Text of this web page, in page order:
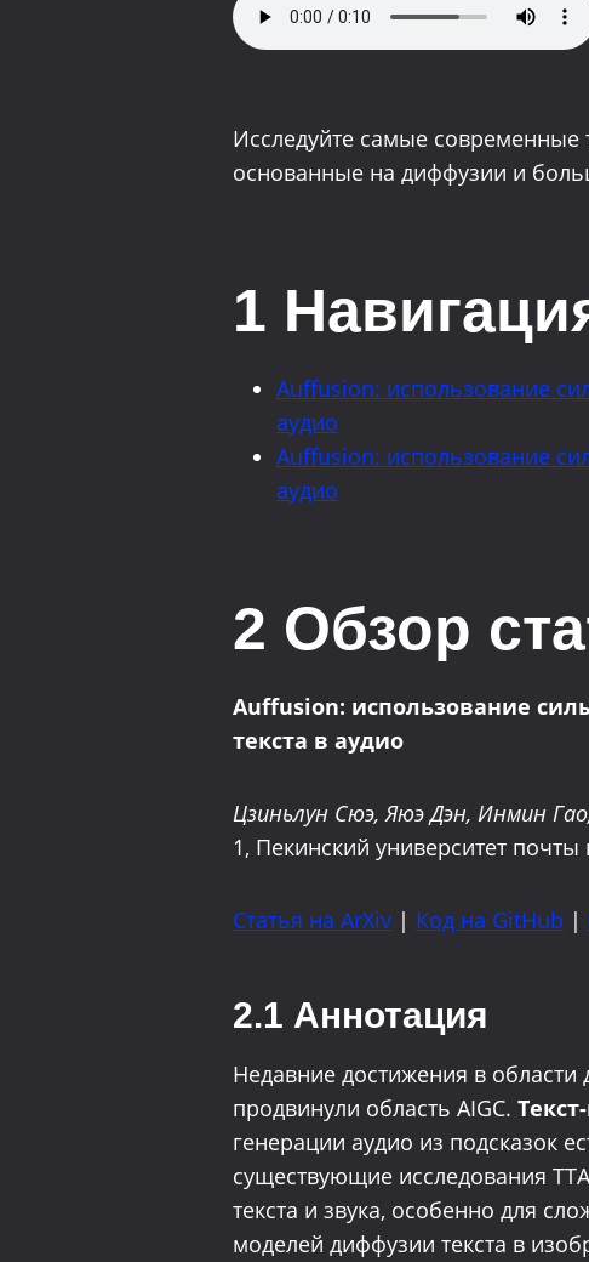
Исследуйте самые современные
основанные на диффузии и
1
Auffusion: использование
аудио
Auffusion: использование
аудио
2 Обзор
Auffusion: использование
текста в аудио
Цзиньлун Сюэ, Яюэ Дэн, Инмин
1, Пекинский университет
Статья на ArXiv | Код на GitHub |
2.1 Аннотация
Недавние достижения в
продвинули область AIGC.
генерации аудио из подсказок
существующие исследования
текста и звука, особенно для
моделей диффузии текста в